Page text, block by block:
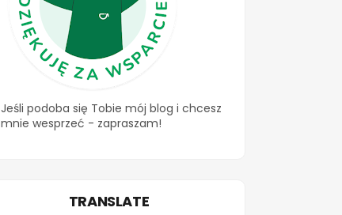
Jeśli podoba się Tobie mój blog i chcesz
mnie wesprzeć - zapraszam!
TRANSLATE